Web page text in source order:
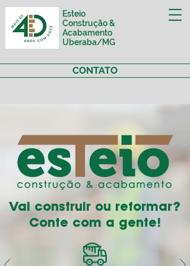
Esteio
Construção &
Acabamento
Uberaba/MG
CONTATO
Vai construir ou reformar?
Conte com a gente!